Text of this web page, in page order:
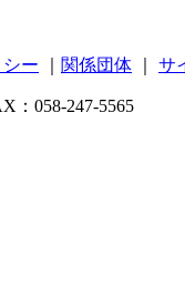
ー 関係団体 サ
：058-247-5565